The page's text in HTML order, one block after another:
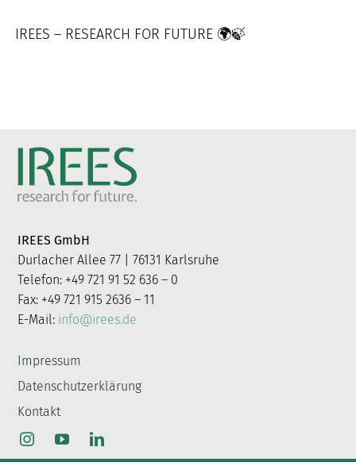
IREES – RESEARCH FOR FUTURE 🌍🍃
IREES GmbH
Durlacher Allee 77 | 76131 Karlsruhe
Telefon: +49 721 91 52 636 – 0
Fax: +49 721 915 2636 – 11
E-Mail: info@irees.de
Impressum
Datenschutzerklärung
Kontakt